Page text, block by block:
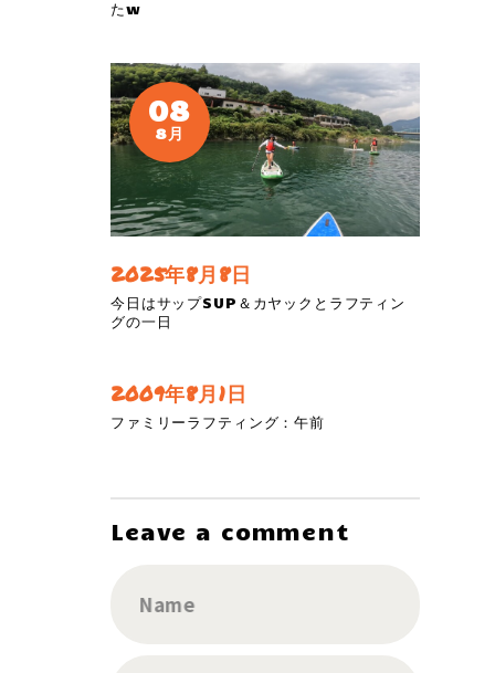
たw
08
8月
2025年8月8日
今日はサップSUP＆カヤックとラフティン
グの一日
2009年8月1日
ファミリーラフティング：午前
Leave a comment
Name